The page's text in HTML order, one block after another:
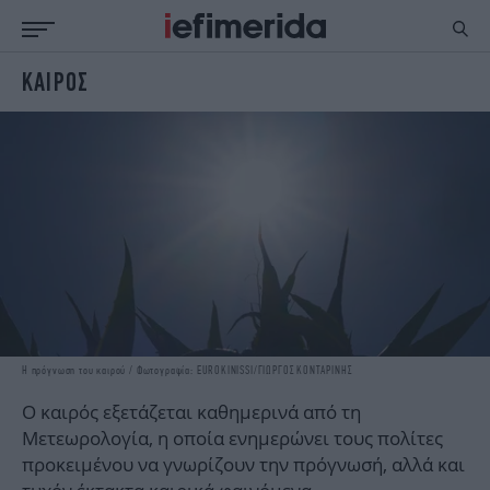
ΕΙΔΗΣΕΙΣ
ENGLISH EDITION
STORIES
TRAVEL
DESIGN
ΟΛΥΜΠΙΑΚΟΙ ΑΓΩΝΕΣ
EURO
GREEN
PODCAST
iAUTOKINITO
iOPINIONS
iGASTRONOMIE
ΚΑΙΡΟΣ
Η πρόγνωση του καιρού / Φωτογραφία: EUROKINISSI/ΓΙΩΡΓΟΣ ΚΟΝΤΑΡΙΝΗΣ
Ο καιρός εξετάζεται καθημερινά από τη
Μετεωρολογία, η οποία ενημερώνει τους πολίτες
προκειμένου να γνωρίζουν την πρόγνωσή, αλλά και